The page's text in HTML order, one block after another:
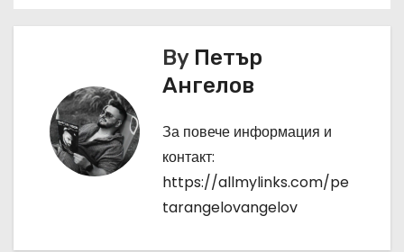
By Петър
Ангелов
За повече информация и
контакт:
https://allmylinks.com/pe
tarangelovangelov